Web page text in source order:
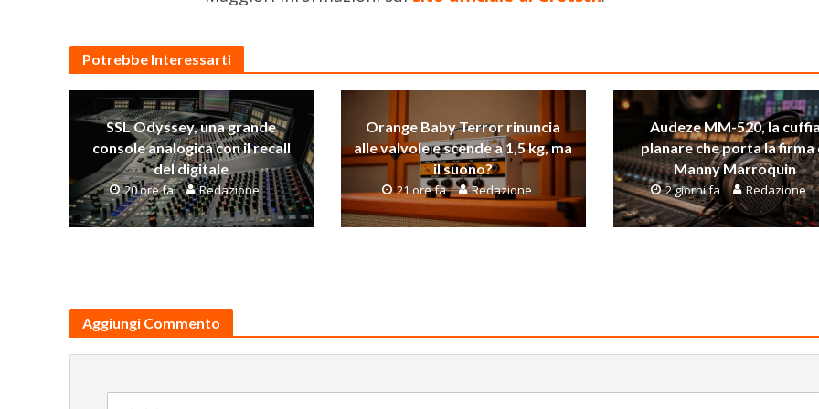
Potrebbe Interessarti
SSL Odyssey, una grande
console analogica con il recall
del digitale
20 ore fa Redazione
Orange Baby Terror rinuncia
alle valvole e scende a 1,5 kg, ma
il suono?
21 ore fa Redazione
Audeze MM-520, la
planare che porta la firma
Manny Marroquin
2 giorni fa Redazione
Aggiungi Commento